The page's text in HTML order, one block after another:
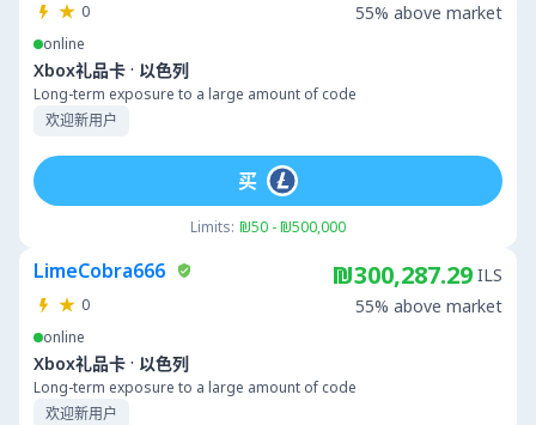
0
online
Xbox礼品卡 · 以色列
Long-term exposure to a large amount of code
欢迎新用户
55% above market
Limits: ₪50 - ₪500,000
买
LimeCobra666
0
online
Xbox礼品卡 · 以色列
Long-term exposure to a large amount of code
欢迎新用户
₪300,287.29 ILS
55% above market